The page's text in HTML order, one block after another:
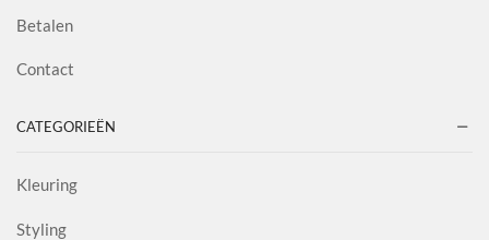
Betalen
Contact
CATEGORIEËN
Kleuring
Styling